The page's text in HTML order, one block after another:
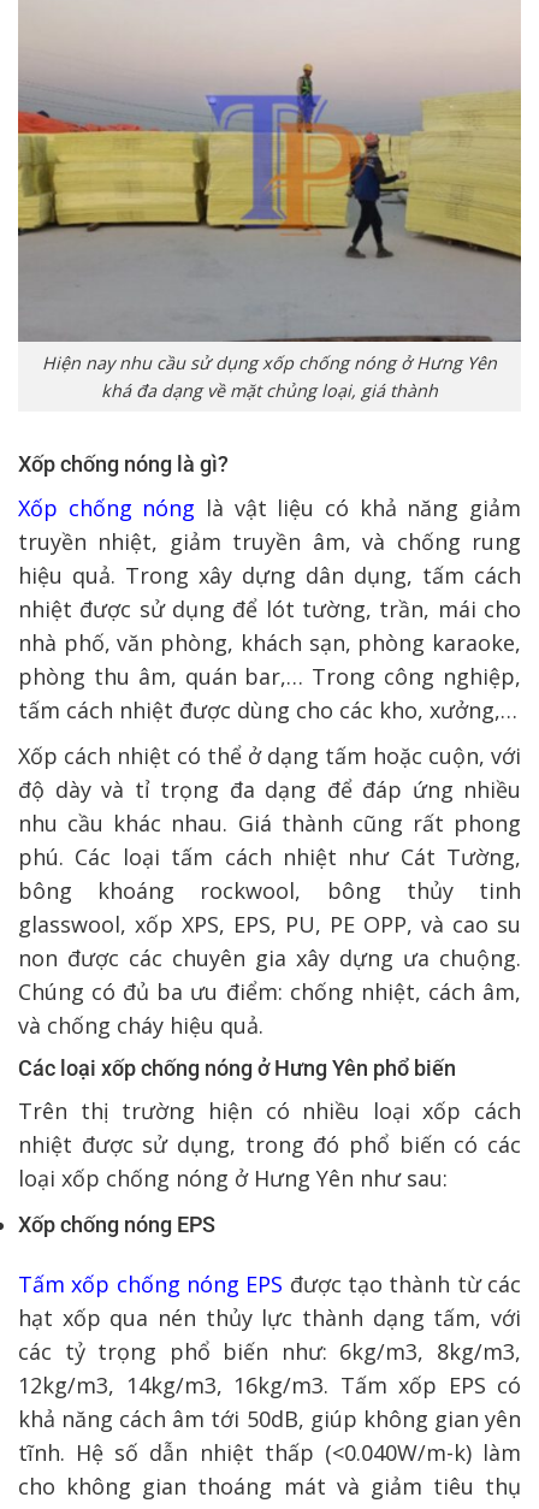
Hiện nay nhu cầu sử dụng xốp chống nóng ở Hưng Yên
khá đa dạng về mặt chủng loại, giá thành
Xốp chống nóng là gì?
Xốp chống nóng là vật liệu có khả năng giảm
truyền nhiệt, giảm truyền âm, và chống rung
hiệu quả. Trong xây dựng dân dụng, tấm cách
nhiệt được sử dụng để lót tường, trần, mái cho
nhà phố, văn phòng, khách sạn, phòng karaoke,
phòng thu âm, quán bar,… Trong công nghiệp,
tấm cách nhiệt được dùng cho các kho, xưởng,…
Xốp cách nhiệt có thể ở dạng tấm hoặc cuộn, với
độ dày và tỉ trọng đa dạng để đáp ứng nhiều
nhu cầu khác nhau. Giá thành cũng rất phong
phú. Các loại tấm cách nhiệt như Cát Tường,
bông khoáng rockwool, bông thủy tinh
glasswool, xốp XPS, EPS, PU, PE OPP, và cao su
non được các chuyên gia xây dựng ưa chuộng.
Chúng có đủ ba ưu điểm: chống nhiệt, cách âm,
và chống cháy hiệu quả.
Các loại xốp chống nóng ở Hưng Yên phổ biến
Trên thị trường hiện có nhiều loại xốp cách
nhiệt được sử dụng, trong đó phổ biến có các
loại xốp chống nóng ở Hưng Yên như sau:
Xốp chống nóng EPS
Tấm xốp chống nóng EPS được tạo thành từ các
hạt xốp qua nén thủy lực thành dạng tấm, với
các tỷ trọng phổ biến như: 6kg/m3, 8kg/m3,
12kg/m3, 14kg/m3, 16kg/m3. Tấm xốp EPS có
khả năng cách âm tới 50dB, giúp không gian yên
tĩnh. Hệ số dẫn nhiệt thấp (<0.040W/m-k) làm
cho không gian thoáng mát và giảm tiêu thụ